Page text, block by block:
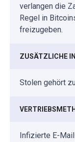
verlangen die
Regel in
freizugeben.
ZUSÄTZLICHE
Stolen gehört
Infizierte E-